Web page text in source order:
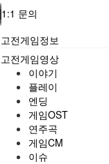
1:1 문의
고전게임정보
고전게임영상
이야기
플레이
엔딩
게임OST
연주곡
게임CM
이슈